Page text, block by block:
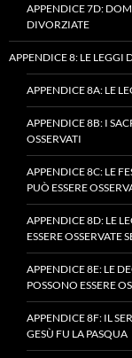
APPENDICE 7D:
DIVORZIATE
APPENDICE 8: LE
APPENDICE 8A: LE
APPENDICE 8B: I
OSSERVATI
APPENDICE 8C: LE
PUÒ ESSERE
APPENDICE 8D: LE
ESSERE OSSERVATE
APPENDICE 8E: LE
POSSONO ESSERE
APPENDICE 8F: IL
GESÙ FU LA PASQUA